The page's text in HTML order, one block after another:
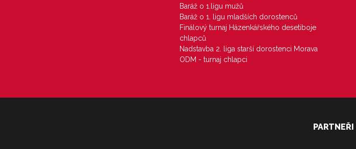
Baráž o 1.ligu mužů
Baráž o 1. ligu mladších dorostenců
Finálový turnaj Házenkářského desetiboje
chlapců
Nadstavba 2. liga starší dorostenci Morava
ODM - turnaj chlapci
PARTNEŘI